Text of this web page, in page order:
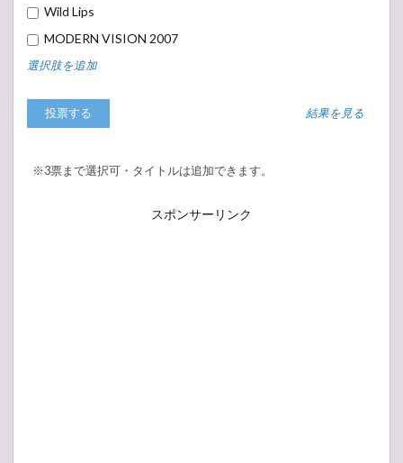
Wild Lips
MODERN VISION 2007
選択肢を追加
結果を見る
※3票まで選択可・タイトルは追加できます。
スポンサーリンク